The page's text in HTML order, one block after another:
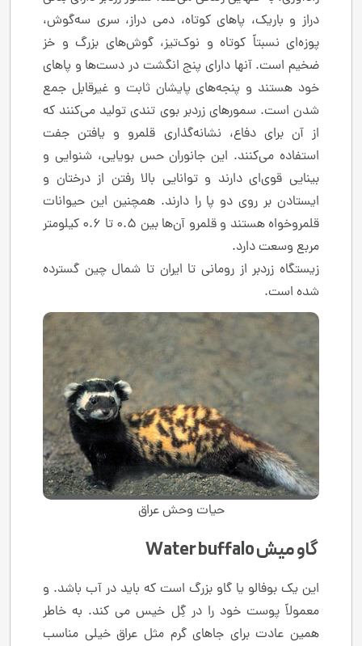
دراز و باریک، پاهای کوتاه، دمی دراز، سری سه‌گوش،
پوزه‌ای نسبتاً کوتاه و نوک‌تیز، گوش‌های بزرگ و خز
ضخیم است. آنها دارای پنج انگشت در دست‌ها و پاهای
خود هستند و پنجه‌های پایشان ثابت و غیرقابل جمع
شدن است. سمورهای زردبر بوی تندی تولید می‌کنند که
از آن برای دفاع، نشانه‌گذاری قلمرو و یافتن جفت
استفاده می‌کنند. این جانوران حس بویایی، شنوایی و
بینایی قوی‌ای دارند و توانایی بالا رفتن از درختان و
ایستادن بر روی دو پا را دارند. همچنین این حیوانات
قلمروخواه هستند و قلمرو آن‌ها بین ۰.۵ تا ۰.۶ کیلومتر
مربع وسعت دارد.
زیستگاه زردبر از رومانی تا ایران تا شمال چین گسترده
شده است.
حیات وحش عراق
گاو میش Water buffalo
این یک بوفالو یا گاو بزرگ است که باید در آب باشد. و
معمولاً پوست خود را در گِل خیس می کند. به خاطر
همین عادت برای جاهای گرم مثل عراق خیلی مناسب